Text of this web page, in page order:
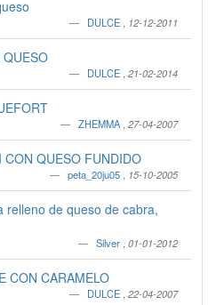
DULCE 12-12-2011
DULCE 21-02-2014
ZHEMMA 27-04-2007
QUESO FUNDIDO
peta_20ju05 15-10-2005
relleno de queso de cabra,
Silver 01-01-2012
CON CARAMELO
DULCE 22-04-2007